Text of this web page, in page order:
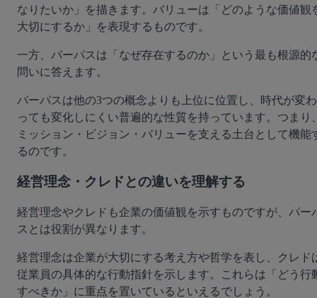
なりたいか」を描きます。バリューは「どのような価値観
大切にするか」を表現するものです。
一方、パーパスは「なぜ存在するのか」という最も根源的
問いに答えます。
パーパスは他の3つの概念よりも上位に位置し、時代が変わ
っても変化しにくい普遍的な性質を持っています。つまり
ミッション・ビジョン・バリューを支える土台として機能
るのです。
経営理念・クレドとの違いを理解する
経営理念やクレドも企業の価値観を示すものですが、パー
スとは役割が異なります。
経営理念は企業が大切にする考え方や哲学を表し、クレド
従業員の具体的な行動指針を示します。これらは「どう行
すべきか」に重点を置いているといえるでしょう。